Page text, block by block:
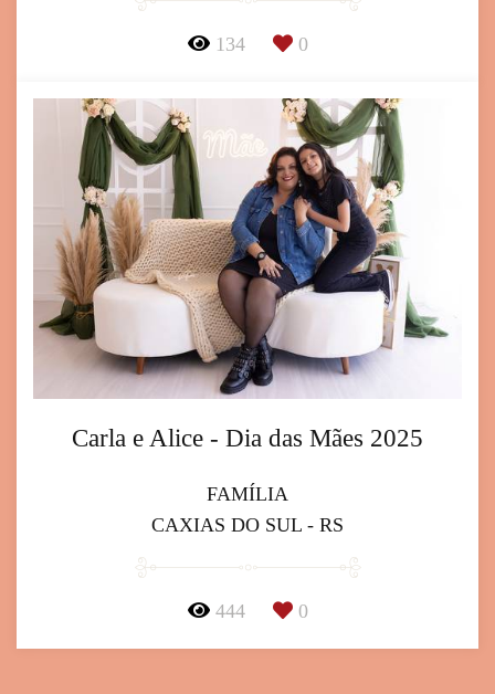
134 0
Carla e Alice - Dia das Mães 2025
FAMÍLIA
CAXIAS DO SUL - RS
444 0